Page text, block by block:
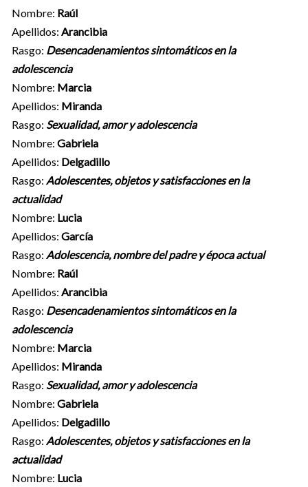
Nombre: Raúl
Apellidos: Arancibia
Rasgo: Desencadenamientos sintomáticos en la
adolescencia
Nombre: Marcia
Apellidos: Miranda
Rasgo: Sexualidad, amor y adolescencia
Nombre: Gabriela
Apellidos: Delgadillo
Rasgo: Adolescentes, objetos y satisfacciones en la
actualidad
Nombre: Lucia
Apellidos: García
Rasgo: Adolescencia, nombre del padre y época actual
Nombre: Raúl
Apellidos: Arancibia
Rasgo: Desencadenamientos sintomáticos en la
adolescencia
Nombre: Marcia
Apellidos: Miranda
Rasgo: Sexualidad, amor y adolescencia
Nombre: Gabriela
Apellidos: Delgadillo
Rasgo: Adolescentes, objetos y satisfacciones en la
actualidad
Nombre: Lucia